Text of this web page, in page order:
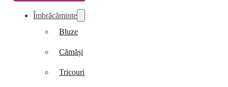
Îmbrăcăminte
Bluze
Cămăși
Tricouri